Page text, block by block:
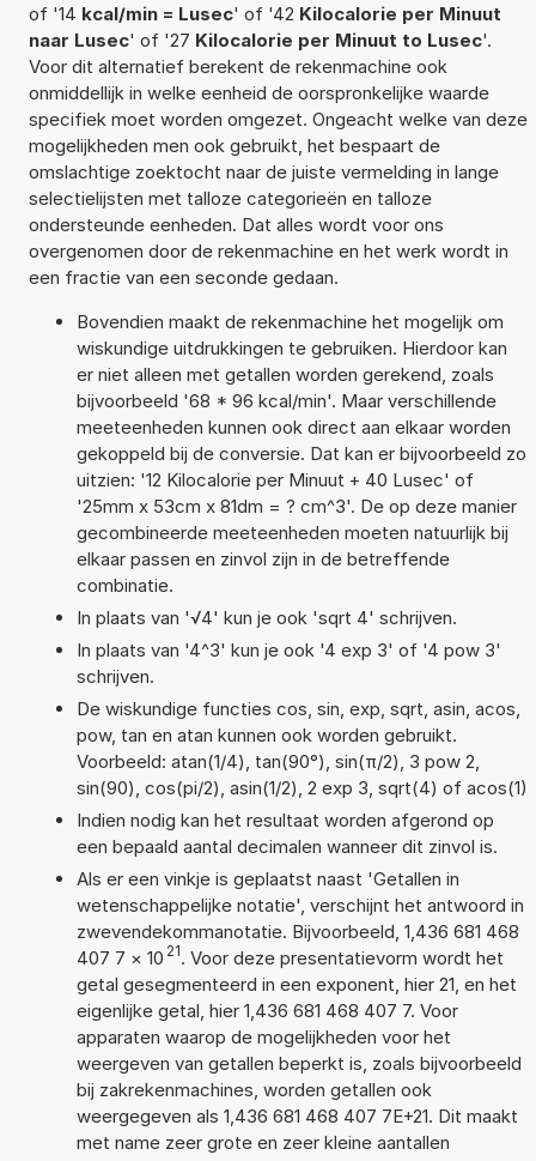
of '14 kcal/min = Lusec' of '42 Kilocalorie per Minuut
naar Lusec' of '27 Kilocalorie per Minuut to Lusec'.
Voor dit alternatief berekent de rekenmachine ook
onmiddellijk in welke eenheid de oorspronkelijke waarde
specifiek moet worden omgezet. Ongeacht welke van deze
mogelijkheden men ook gebruikt, het bespaart de
omslachtige zoektocht naar de juiste vermelding in lange
selectielijsten met talloze categorieën en talloze
ondersteunde eenheden. Dat alles wordt voor ons
overgenomen door de rekenmachine en het werk wordt in
een fractie van een seconde gedaan.
Bovendien maakt de rekenmachine het mogelijk om
wiskundige uitdrukkingen te gebruiken. Hierdoor kan
er niet alleen met getallen worden gerekend, zoals
bijvoorbeeld '68 * 96 kcal/min'. Maar verschillende
meeteenheden kunnen ook direct aan elkaar worden
gekoppeld bij de conversie. Dat kan er bijvoorbeeld zo
uitzien: '12 Kilocalorie per Minuut + 40 Lusec' of
'25mm x 53cm x 81dm = ? cm^3'. De op deze manier
gecombineerde meeteenheden moeten natuurlijk bij
elkaar passen en zinvol zijn in de betreffende
combinatie.
In plaats van '√4' kun je ook 'sqrt 4' schrijven.
In plaats van '4^3' kun je ook '4 exp 3' of '4 pow 3'
schrijven.
De wiskundige functies cos, sin, exp, sqrt, asin, acos,
pow, tan en atan kunnen ook worden gebruikt.
Voorbeeld: atan(1/4), tan(90°), sin(π/2), 3 pow 2,
sin(90), cos(pi/2), asin(1/2), 2 exp 3, sqrt(4) of acos(1)
Indien nodig kan het resultaat worden afgerond op
een bepaald aantal decimalen wanneer dit zinvol is.
Als er een vinkje is geplaatst naast 'Getallen in
wetenschappelijke notatie', verschijnt het antwoord in
zwevendekommanotatie. Bijvoorbeeld, 1,436 681 468
407 7 × 10 21. Voor deze presentatievorm wordt het
getal gesegmenteerd in een exponent, hier 21, en het
eigenlijke getal, hier 1,436 681 468 407 7. Voor
apparaten waarop de mogelijkheden voor het
weergeven van getallen beperkt is, zoals bijvoorbeeld
bij zakrekenmachines, worden getallen ook
weergegeven als 1,436 681 468 407 7E+21. Dit maakt
met name zeer grote en zeer kleine aantallen